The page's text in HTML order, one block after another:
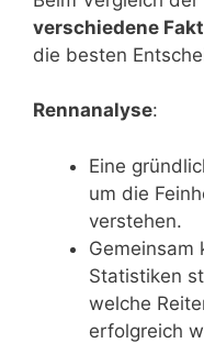
verschiedene
die besten
Rennanalyse:
Eine
um die
verstehen.
Gemeinsam
Statistiken
welche
erfolgreich